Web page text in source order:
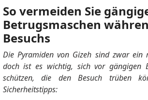
So vermeiden Sie
Betrugsmaschen
Besuchs
Die Pyramiden von Gizeh sind zwar ein
doch ist es wichtig, sich vor gängigen
schützen, die den Besuch trüben
Sicherheitstipps: